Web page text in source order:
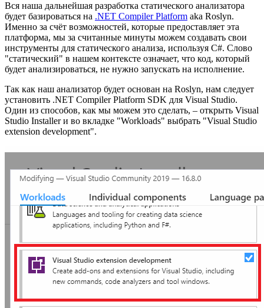
Вся наша дальнейшая разработка статического анализатора
будет базироваться на .NET Compiler Platform aka Roslyn.
Именно за счёт возможностей, которые предоставляет эта
платформа, мы за считанные минуты можем создавать свои
инструменты для статического анализа, используя C#. Слово
"статический" в нашем контексте означает, что код, который
будет анализироваться, не нужно запускать на исполнение.
Так как наш анализатор будет основан на Roslyn, нам следует
установить .NET Compiler Platform SDK для Visual Studio.
Один из способов, как мы можем это сделать, – открыть Visual
Studio Installer и во вкладке "Workloads" выбрать "Visual Studio
extension development".